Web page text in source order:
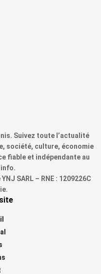
Suivez toute l’actualité
société, culture, économie
fiable et indépendante au
SARL – RNE : 1209226C